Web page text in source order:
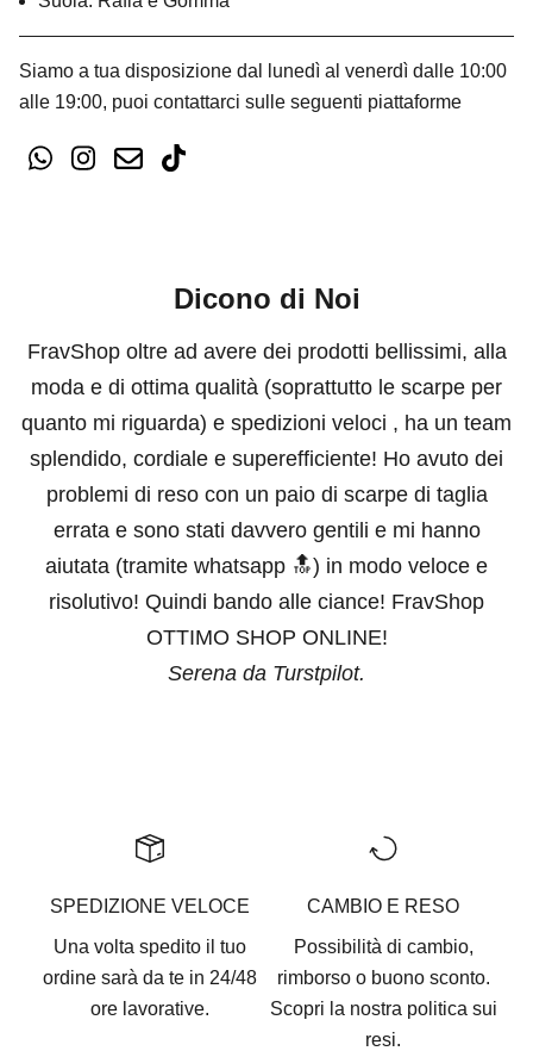
Siamo a tua disposizione dal lunedì al venerdì dalle 10:00
alle 19:00, puoi contattarci sulle seguenti piattaforme
Dicono di Noi
FravShop oltre ad avere dei prodotti bellissimi, alla
moda e di ottima qualità (soprattutto le scarpe per
quanto mi riguarda) e spedizioni veloci , ha un team
splendido, cordiale e superefficiente! Ho avuto dei
problemi di reso con un paio di scarpe di taglia
errata e sono stati davvero gentili e mi hanno
aiutata (tramite whatsapp 🔝) in modo veloce e
risolutivo! Quindi bando alle ciance! FravShop
OTTIMO SHOP ONLINE!
Serena da Turstpilot.
SPEDIZIONE VELOCE
Una volta spedito il tuo
ordine sarà da te in 24/48
ore lavorative.
CAMBIO E RESO
Possibilità di cambio,
rimborso o buono sconto.
Scopri la nostra politica sui
resi.